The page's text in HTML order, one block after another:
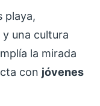
playa,
una cultura
la mirada
con jóvenes